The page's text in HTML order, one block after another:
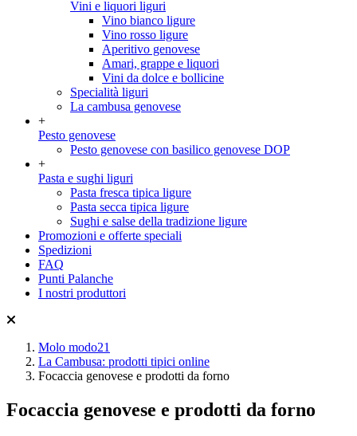
Vini e liquori liguri
Vino bianco ligure
Vino rosso ligure
Aperitivo genovese
Amari, grappe e liquori
Vini da dolce e bollicine
Specialità liguri
La cambusa genovese
+
Pesto genovese
Pesto genovese con basilico genovese DOP
+
Pasta e sughi liguri
Pasta fresca tipica ligure
Pasta secca tipica ligure
Sughi e salse della tradizione ligure
Promozioni e offerte speciali
Spedizioni
FAQ
Punti Palanche
I nostri produttori
Molo modo21
La Cambusa: prodotti tipici online
Focaccia genovese e prodotti da forno
Focaccia genovese e prodotti da forno